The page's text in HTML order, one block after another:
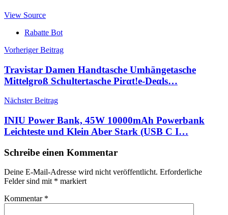
View Source
Rabatte Bot
Beitragsnavigation
Vorheriger Beitrag
Travistar Damen Handtasche Umhängetasche
Mittelgroß Schultertasche Pirαt!е-Dеαls…
Nächster Beitrag
INIU Power Bank, 45W 10000mAh Powerbank
Leichteste und Klein Aber Stark (USB C I…
Schreibe einen Kommentar
Deine E-Mail-Adresse wird nicht veröffentlicht. Erforderliche
Felder sind mit * markiert
Kommentar *